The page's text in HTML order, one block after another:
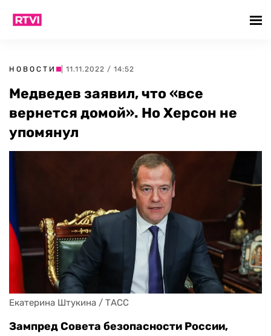
НОВОСТИ | 11.11.2022 / 14:52
Медведев заявил, что «все
вернется домой». Но Херсон не
упомянул
Екатерина Штукина / ТАСС
Зампред Совета безопасности России,